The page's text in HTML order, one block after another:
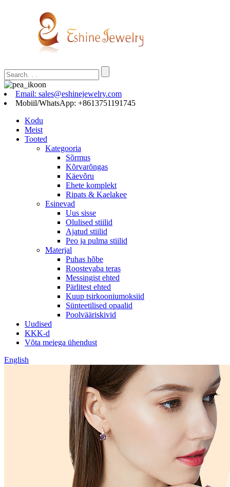
Email: sales@eshinejewelry.com
Mobiil/WhatsApp: +8613751191745
Kodu
Meist
Tooted
Kategooria
Sõrmus
Kõrvarõngas
Käevõru
Ehete komplekt
Ripats & Kaelakee
Esinevad
Uus sisse
Olulised stiilid
Ajatud stiilid
Peo ja pulma stiilid
Materjal
Puhas hõbe
Roostevaba teras
Messingist ehted
Pärlitest ehted
Kuup tsirkooniumoksiid
Sünteetilised opaalid
Poolvääriskivid
Uudised
KKK-d
Võta meiega ühendust
English